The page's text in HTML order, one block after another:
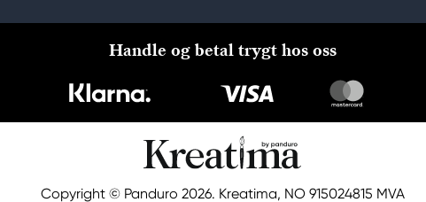
Handle og betal trygt hos oss
Copyright © Panduro 2026. Kreatima, NO 915024815 MVA